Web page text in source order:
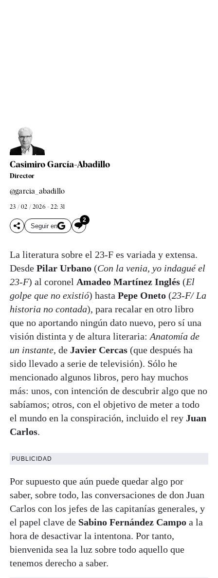
Casimiro García-Abadillo
Director
@garcia_abadillo
23 / 02 / 2026 - 22: 31
Seguir en
2
La literatura sobre el 23-F es variada y extensa.
Desde Pilar Urbano (Con la venia, yo indagué el
23-F) al coronel Amadeo Martínez Inglés (El
golpe que no existió) hasta Pepe Oneto (23-F/ La
historia no contada), para recalar en otro libro
que no aportando ningún dato nuevo, pero sí una
visión distinta y de altura literaria: Anatomía de
un instante, de Javier Cercas (que después ha
sido llevado a serie de televisión). Sólo he
mencionado algunos libros, pero hay muchos
más: unos, con intención de descubrir algo que no
sabíamos; otros, con el objetivo de meter a todo
el mundo en la conspiración, incluido el rey Juan
Carlos.
PUBLICIDAD
Por supuesto que aún puede quedar algo por
saber, sobre todo, las conversaciones de don Juan
Carlos con los jefes de las capitanías generales, y
el papel clave de Sabino Fernández Campo a la
hora de desactivar la intentona. Por tanto,
bienvenida sea la luz sobre todo aquello que
tenemos derecho a saber.